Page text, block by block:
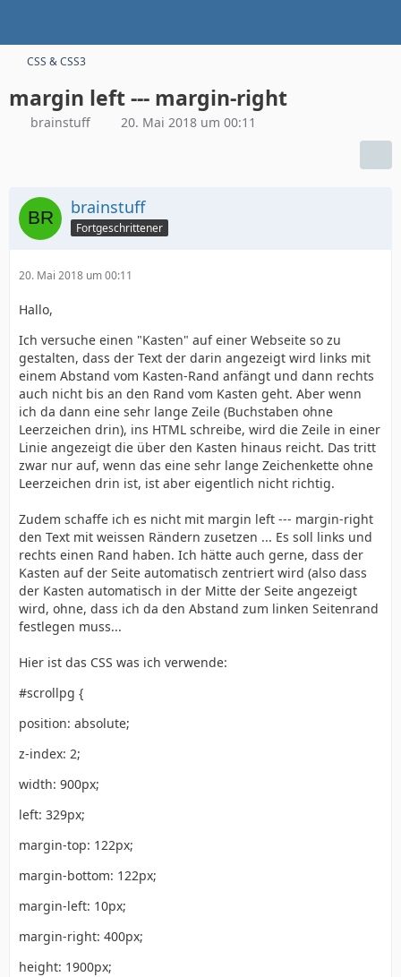
CSS & CSS3
margin left --- margin-right
brainstuff 20. Mai 2018 um 00:11
brainstuff
Fortgeschrittener
20. Mai 2018 um 00:11
Hallo,
Ich versuche einen "Kasten" auf einer Webseite so zu
gestalten, dass der Text der darin angezeigt wird links mit
einem Abstand vom Kasten-Rand anfängt und dann rechts
auch nicht bis an den Rand vom Kasten geht. Aber wenn
ich da dann eine sehr lange Zeile (Buchstaben ohne
Leerzeichen drin), ins HTML schreibe, wird die Zeile in einer
Linie angezeigt die über den Kasten hinaus reicht. Das tritt
zwar nur auf, wenn das eine sehr lange Zeichenkette ohne
Leerzeichen drin ist, ist aber eigentlich nicht richtig.
Zudem schaffe ich es nicht mit margin left --- margin-right
den Text mit weissen Rändern zusetzen ... Es soll links und
rechts einen Rand haben. Ich hätte auch gerne, dass der
Kasten auf der Seite automatisch zentriert wird (also dass
der Kasten automatisch in der Mitte der Seite angezeigt
wird, ohne, dass ich da den Abstand zum linken Seitenrand
festlegen muss...
Hier ist das CSS was ich verwende:
#scrollpg {
position: absolute;
z-index: 2;
width: 900px;
left: 329px;
margin-top: 122px;
margin-bottom: 122px;
margin-left: 10px;
margin-right: 400px;
height: 1900px;